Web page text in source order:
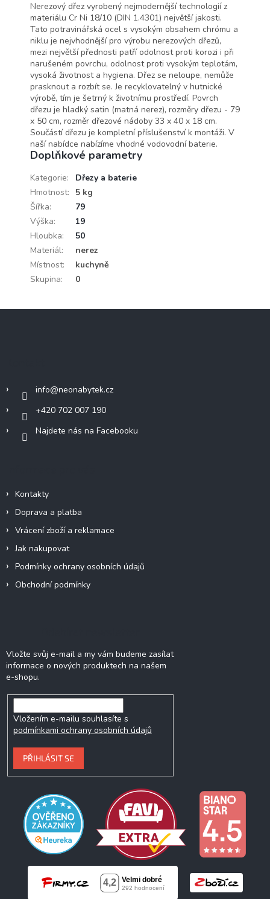
Nerezový dřez vyrobený nejmodernější technologií z
materiálu Cr Ni 18/10 (DIN 1.4301) největší jakosti.
Tato potravinářská ocel s vysokým obsahem chrómu a
niklu je nejvhodnější pro výrobu nerezových dřezů,
mezi největší přednosti patří odolnost proti korozi i při
narušeném povrchu, odolnost proti vysokým teplotám,
vysoká životnost a hygiena. Dřez se neloupe, nemůže
prasknout a rozbít se. Je recyklovatelný v hutnické
výrobě, tím je šetrný k životnímu prostředí. Povrch
dřezu je hladký satin (matná nerez), rozměry dřezu - 79
x 50 cm, rozměr dřezové nádoby 33 x 40 x 18 cm.
Součástí dřezu je kompletní příslušenství k montáži. V
naší nabídce nabízíme vhodné vodovodní baterie.
Doplňkové parametry
Kategorie:
Dřezy a baterie
Hmotnost:
5 kg
Šířka:
79
Výška:
19
Hloubka:
50
Materiál:
nerez
Místnost:
kuchyně
Skupina: 0
info@neonabytek.cz
+420 702 007 190
Najdete nás na Facebooku
Kontakty
Doprava a platba
Vrácení zboží a reklamace
Jak nakupovat
Podmínky ochrany osobních údajů
Obchodní podmínky
Vložte svůj e-mail a my vám budeme zasílat
informace o nových produktech na našem
e-shopu.
Vložením e-mailu souhlasíte s
podmínkami ochrany osobních údajů
PŘIHLÁSIT SE